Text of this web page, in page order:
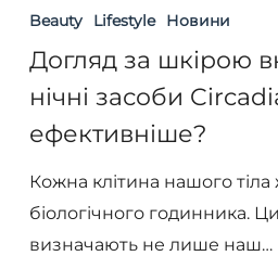
за
вночі:
чому
нічні
Beauty Lifestyle Новини
Догляд за шкірою
нічні засоби
ефективніше?
Кожна клітина нашого
біологічного годинника.
визначають не лише наш…